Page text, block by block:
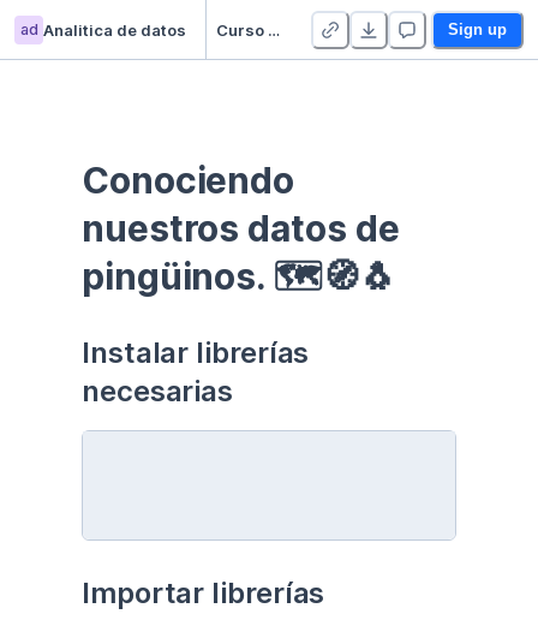
ad Analitica de datos Curso EDA - Communication - Duplicate Sign up
Conociendo
nuestros datos de
pingüinos. 🗺🧭🐧
Instalar librerías
necesarias
Importar librerías